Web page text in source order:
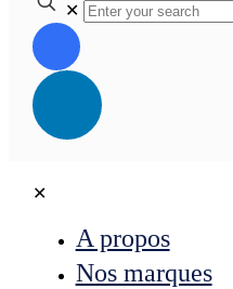
✕
✕
A propos
Nos marques